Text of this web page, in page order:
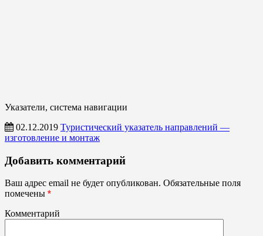
Указатели, система навигации
02.12.2019 Туристический указатель направлений —
изготовление и монтаж
Таблички
Указатели,
система
навигации
Добавить комментарий
Ваш адрес email не будет опубликован. Обязательные поля
помечены *
Комментарий